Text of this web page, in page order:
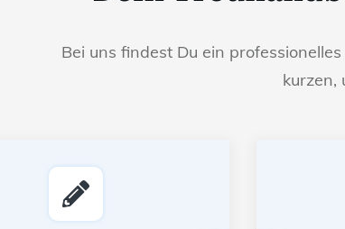
Bei uns findest Du ein
kurzen,